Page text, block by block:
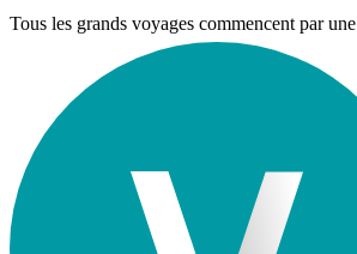
Tous les grands voyages commencent par